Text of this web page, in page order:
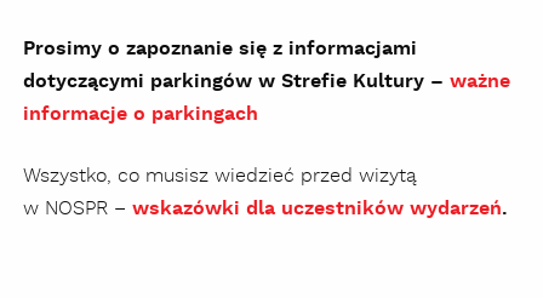
Prosimy o zapoznanie się z informacjami
dotyczącymi parkingów w Strefie Kultury – ważne
informacje o parkingach
Wszystko, co musisz wiedzieć przed wizytą
w NOSPR – wskazówki dla uczestników wydarzeń.